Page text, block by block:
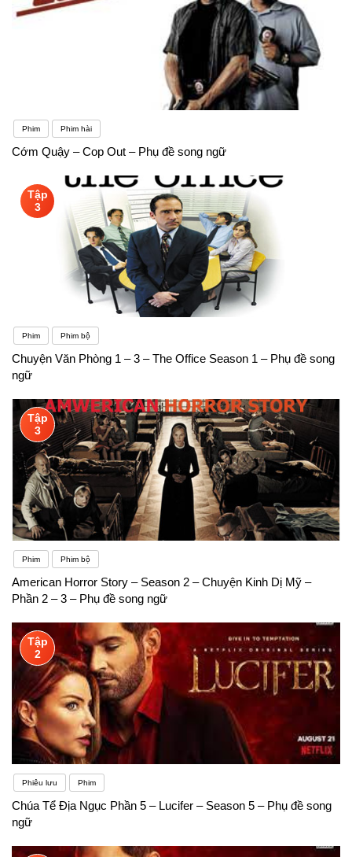
Phim Phim hài
Cớm Quậy – Cop Out – Phụ đề song ngữ
Tập
3
Phim Phim bộ
Chuyện Văn Phòng 1 – 3 – The Office Season 1 – Phụ đề song
ngữ
Tập
3
Phim Phim bộ
American Horror Story – Season 2 – Chuyện Kinh Dị Mỹ –
Phần 2 – 3 – Phụ đề song ngữ
Tập
2
Phiêu lưu Phim
Chúa Tể Địa Ngục Phần 5 – Lucifer – Season 5 – Phụ đề song
ngữ